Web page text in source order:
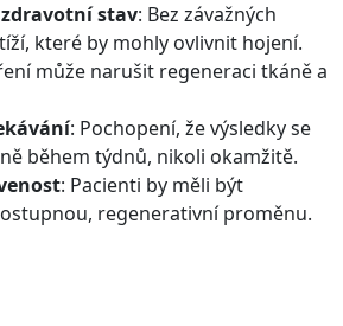
stav: Bez závažných
které by mohly ovlivnit hojení.
může narušit regeneraci tkáně a
: Pochopení, že výsledky se
během týdnů, nikoli okamžitě.
: Pacienti by měli být
regenerativní proměnu.